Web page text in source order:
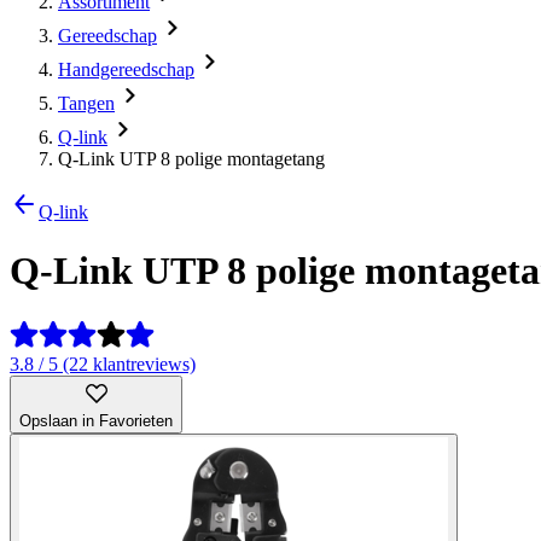
Gereedschap
Handgereedschap
Tangen
Q-link
Q-Link UTP 8 polige montagetang
Q-link
Q-Link UTP 8 polige
3.8 / 5 (22 klantreviews)
Opslaan in Favorieten